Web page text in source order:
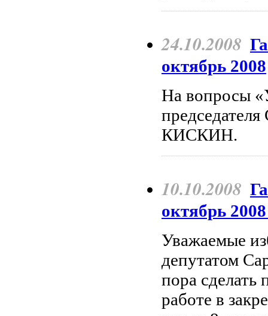
24.10.2008
октябрь 2008
На вопросы
КИСКИН.
10.10.2008
октябрь 2008
Уважаемые
депутатом
пора сделать
работе в